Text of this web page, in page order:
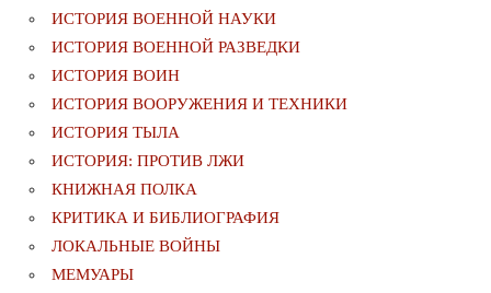
ИСТОРИЯ ВОЕННОЙ НАУКИ
ИСТОРИЯ ВОЕННОЙ РАЗВЕДКИ
ИСТОРИЯ ВОИН
ИСТОРИЯ ВООРУЖЕНИЯ И ТЕХНИКИ
ИСТОРИЯ ТЫЛА
ИСТОРИЯ: ПРОТИВ ЛЖИ
КНИЖНАЯ ПОЛКА
КРИТИКА И БИБЛИОГРАФИЯ
ЛОКАЛЬНЫЕ ВОЙНЫ
МЕМУАРЫ